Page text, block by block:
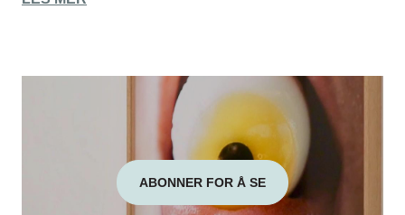
ABONNER FOR Å SE